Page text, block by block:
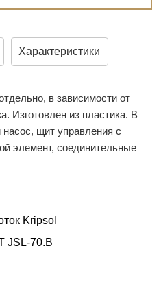
Характеристики
в зависимости от
Изготовлен из пластика. В
щит управления с
элемент, соединительные